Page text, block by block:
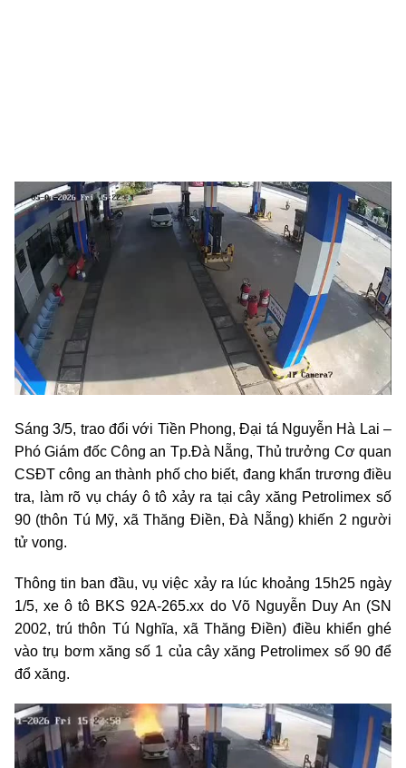
Sáng 3/5, trao đổi với Tiền Phong, Đại tá Nguyễn Hà Lai –
Phó Giám đốc Công an Tp.Đà Nẵng, Thủ trưởng Cơ quan
CSĐT công an thành phố cho biết, đang khẩn trương điều
tra, làm rõ vụ cháy ô tô xảy ra tại cây xăng Petrolimex số
90 (thôn Tú Mỹ, xã Thăng Điền, Đà Nẵng) khiến 2 người
tử vong.
Thông tin ban đầu, vụ việc xảy ra lúc khoảng 15h25 ngày
1/5, xe ô tô BKS 92A-265.xx do Võ Nguyễn Duy An (SN
2002, trú thôn Tú Nghĩa, xã Thăng Điền) điều khiển ghé
vào trụ bơm xăng số 1 của cây xăng Petrolimex số 90 để
đổ xăng.